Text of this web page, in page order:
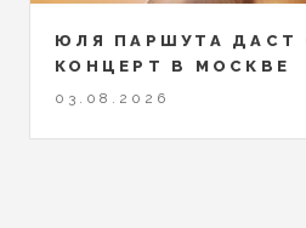
ЮЛЯ ПАРШУТА ДАСТ
КОНЦЕРТ В МОСКВЕ
03.08.2026